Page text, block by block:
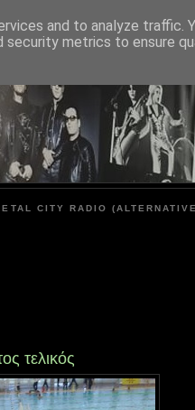
METAL
CITY RADIO
τελικός
and to analyze traffic.
security metrics to ensure